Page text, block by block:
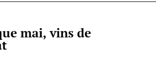
mai, vins de